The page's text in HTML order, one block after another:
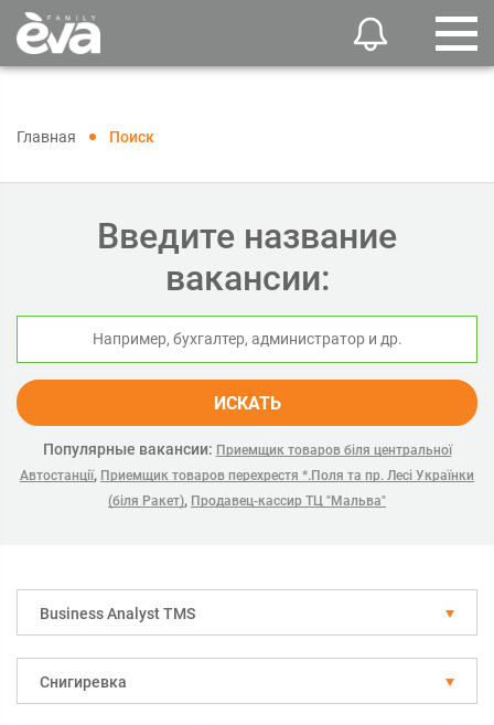
Главная Поиск
Введите название
вакансии:
ИСКАТЬ
Популярные вакансии: Приемщик товаров біля центральної
Автостанції, Приемщик товаров перехрестя *.Поля та пр. Лесі Українки
(біля Ракет), Продавец-кассир ТЦ "Мальва"
Business Analyst TMS
Снигиревка